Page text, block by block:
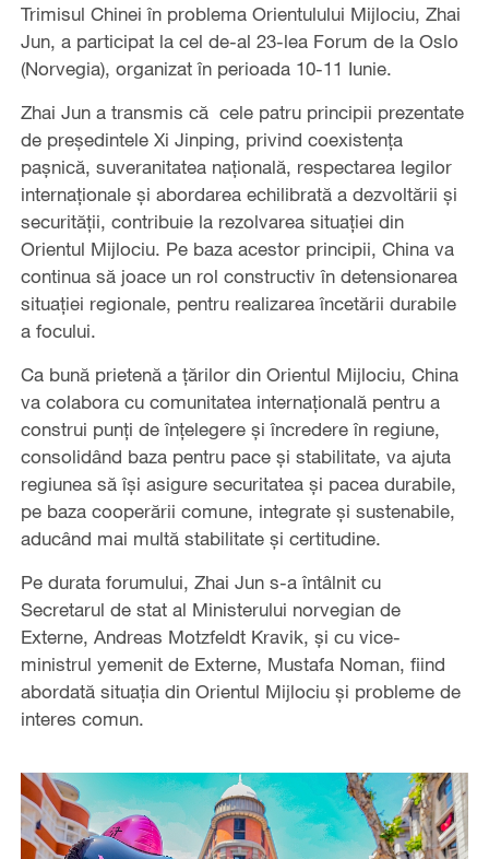
Trimisul Chinei în problema Orientulului Mijlociu, Zhai
Jun, a participat la cel de-al 23-lea Forum de la Oslo
(Norvegia), organizat în perioada 10-11 Iunie.
Zhai Jun a transmis că cele patru principii prezentate
de președintele Xi Jinping, privind coexistența
pașnică, suveranitatea națională, respectarea legilor
internaționale și abordarea echilibrată a dezvoltării și
securității, contribuie la rezolvarea situației din
Orientul Mijlociu. Pe baza acestor principii, China va
continua să joace un rol constructiv în detensionarea
situației regionale, pentru realizarea încetării durabile
a focului.
Ca bună prietenă a țărilor din Orientul Mijlociu, China
va colabora cu comunitatea internațională pentru a
construi punți de înțelegere și încredere în regiune,
consolidând baza pentru pace și stabilitate, va ajuta
regiunea să își asigure securitatea și pacea durabile,
pe baza cooperării comune, integrate și sustenabile,
aducând mai multă stabilitate și certitudine.
Pe durata forumului, Zhai Jun s-a întâlnit cu
Secretarul de stat al Ministerului norvegian de
Externe, Andreas Motzfeldt Kravik, și cu vice-
ministrul yemenit de Externe, Mustafa Noman, fiind
abordată situația din Orientul Mijlociu și probleme de
interes comun.